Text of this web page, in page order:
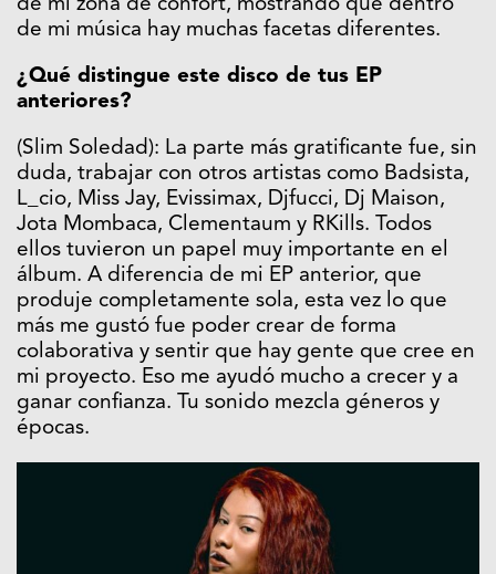
de mi zona de confort, mostrando que dentro
de mi música hay muchas facetas diferentes.
¿Qué distingue este disco de tus EP
anteriores?
(Slim Soledad): La parte más gratificante fue, sin
duda, trabajar con otros artistas como Badsista,
L_cio, Miss Jay, Evissimax, Djfucci, Dj Maison,
Jota Mombaca, Clementaum y RKills. Todos
ellos tuvieron un papel muy importante en el
álbum. A diferencia de mi EP anterior, que
produje completamente sola, esta vez lo que
más me gustó fue poder crear de forma
colaborativa y sentir que hay gente que cree en
mi proyecto. Eso me ayudó mucho a crecer y a
ganar confianza. Tu sonido mezcla géneros y
épocas.